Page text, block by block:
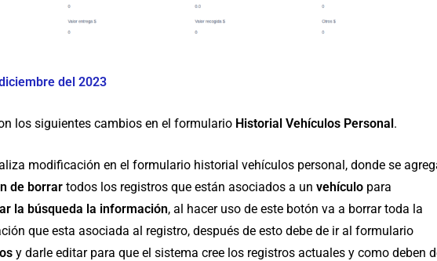
del 2023
los siguientes cambios en el formulario Historial Vehículos Personal.
modificación en el formulario historial vehículos personal, donde se
de borrar todos los registros que están asociados a un vehículo para
la búsqueda la información, al hacer uso de este botón va a borrar toda la
que esta asociada al registro, después de esto debe de ir al formulario
y darle editar para que el sistema cree los registros actuales y como deben